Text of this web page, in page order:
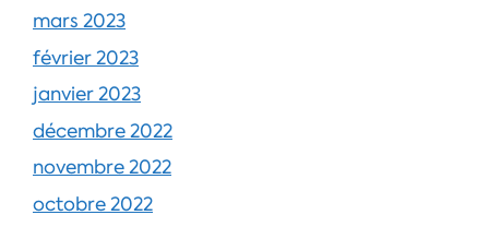
mars 2023
février 2023
janvier 2023
décembre 2022
novembre 2022
octobre 2022